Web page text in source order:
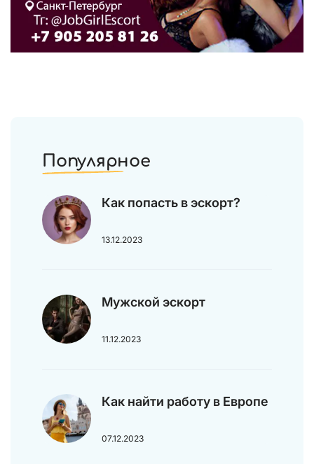
Популярное
Как попасть в эскорт?
13.12.2023
Мужской эскорт
11.12.2023
Как найти работу в Европе
07.12.2023